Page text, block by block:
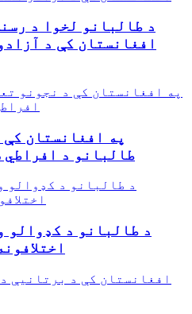
د طالبانو لخوا د
افغانستان کې د
په افغانستان
طالبانو د
د طالبانو د کډوالو